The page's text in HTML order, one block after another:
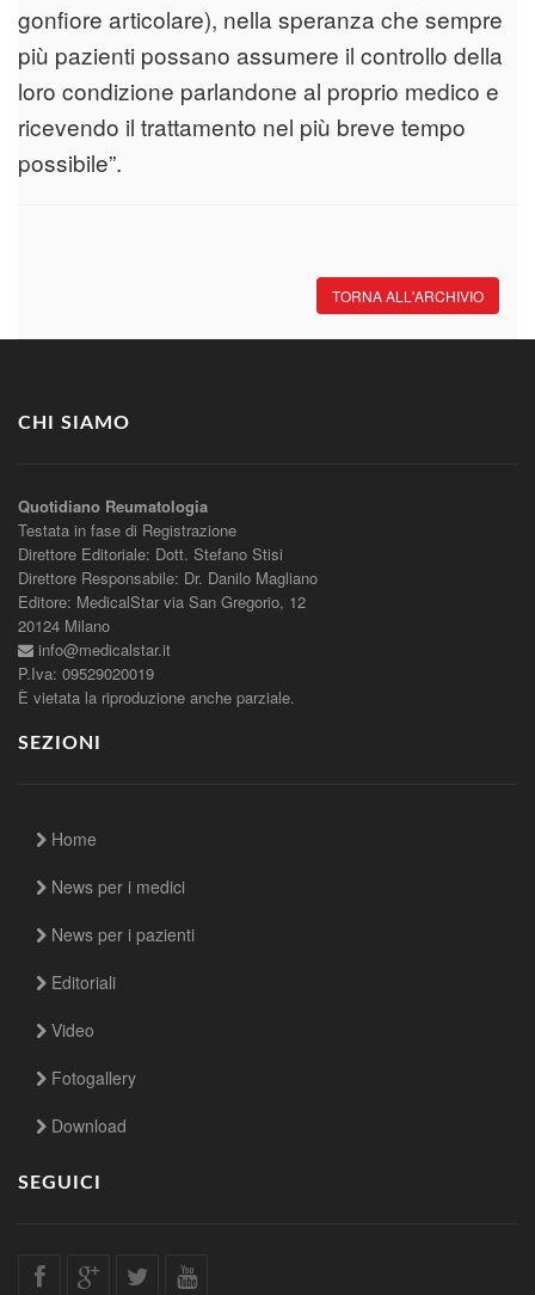
gonfiore articolare), nella speranza che sempre
più pazienti possano assumere il controllo della
loro condizione parlandone al proprio medico e
ricevendo il trattamento nel più breve tempo
possibile”.
TORNA ALL'ARCHIVIO
CHI SIAMO
Quotidiano Reumatologia
Testata in fase di Registrazione
Direttore Editoriale: Dott. Stefano Stisi
Direttore Responsabile: Dr. Danilo Magliano
Editore: MedicalStar via San Gregorio, 12
20124 Milano
info@medicalstar.it
P.Iva: 09529020019
È vietata la riproduzione anche parziale.
SEZIONI
Home
News per i medici
News per i pazienti
Editoriali
Video
Fotogallery
Download
SEGUICI